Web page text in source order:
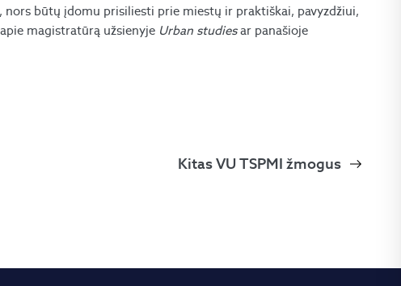
būtų įdomu prisiliesti prie miestų ir praktiškai, pavyzdžiui,
magistratūrą užsienyje Urban studiesar panašioje
Kitas VU TSPMI žmogus